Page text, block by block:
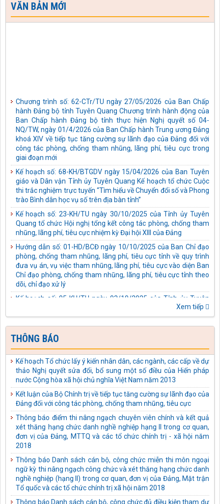
VĂN BẢN MỚI
Ban Chấp hành Đảng bộ tỉnh thực hiện Nghị quyết số 04-
NQ/TW, ngày 01/4/2026 của Ban Chấp hành Trung ương Đảng
khoá XIV về tiếp tục tăng cường sự lãnh đạo của Đảng đối với
công tác phòng, chống tham nhũng, lãng phí, tiêu cực trong
giai đoạn mới
Kế hoạch số: 68-KH/BTGDV ngày 15/04/2026 của Ban Tuyên
giáo và Dân vận Tỉnh ủy Tuyên Quang Kế hoạch tổ chức Cuộc
thi trắc nghiệm trực tuyến “Tìm hiểu về Chuyển đổi số và Phong
trào Bình dân học vụ số trên địa bàn tỉnh”
Kế hoạch số: 23-KH/TU ngày 30/10/2025 của Tỉnh ủy Tuyên
Quang tổ chức Hội nghị tổng kết công tác phòng, chống tham
nhũng, lãng phí, tiêu cực nhiệm kỳ Đại hội XIII của Đảng
Hướng dẫn số: 01-HD/BCĐ ngày 10/10/2025 của Ban Chỉ đạo
phòng, chống tham nhũng, lãng phí, tiêu cực tỉnh về quy trình
đưa vụ án, vụ việc tham nhũng, lãng phí, tiêu cực vào diện Ban
Chỉ đạo phòng, chống tham nhũng, lãng phí, tiêu cực tỉnh theo
dõi, chỉ đạo xử lý
Kế hoạch số: 05-KH/TU ngày 03/10/2025 của Tỉnh ủy Tuyên
Quang thực hiện Chỉ thị số 43-CT/TW ngày 10/4/2025 của Bộ
Chính trị về tăng cường sự lãnh đạo của Đảng đối với công tác
thể chế hóa chủ trương, đường lối của Đảng về phòng, chống
tham nhũng, lãng phí, tiêu cực thành pháp luật của Nhà nước
Kế hoạch số: 04-KH/TU ngày 03/10/2025 của Tỉnh ủy Tuyên
Quang thực hiện Quy định số 231-QĐ/TW ngày 17/01/2025
của Bộ Chính trị về bảo vệ người đấu tranh chống tham nhũng,
lãng phí, tiêu cực
Công văn số: 488-CV/TU ngày 18/09/2025 của Tỉnh ủy Tuyên
Quang Về tiếp tục thực hiện Chi thị số 14-CT/TW ngày
01/7/2022 của Bộ Chính trị
Quyết định số: 395-QĐ/TU ngày 09/09/2025 của Tỉnh ủy Tuyên
Quang kiện toàn Ban Chỉ đạo phòng, chống tham nhũng, lãng
phí, tiêu cực tỉnh Tuyên Quang
Kế hoạch số: 40-KH/TU ngày 03/09/2025 của Tỉnh ủy Tuyên
Quang thực hiện Chỉ thị số 04-CT/TW ngày 02/6/2021 của Ban
Bí thư về tăng cường sự lãnh đạo của Đảng đối với công tác thu
hồi tài sản bị thất thoát, chiếm đoạt trong các vụ án hình sự về
tham nhũng, kinh tế
Kế hoạch số: 41-KH/TU ngày 03/09/2025 của Tỉnh ủy Tuyên
Quang thực hiện Quy định số 132-QĐ/TW ngày 27/10/2023
Xem tiếp
THÔNG BÁO
Kế hoạch Tổ chức lấy ý kiến nhân dân, các ngành, các cấp về dự
thảo Nghị quyết sửa đổi, bổ sung một số điều của Hiến pháp
nước Cộng hòa xã hội chủ nghĩa Việt Nam năm 2013
Kết luận của Bộ Chính trị về tiếp tục tăng cường sự lãnh đạo của
Đảng đối với công tác phòng, chống tham nhũng, tiêu cực
Thông báo điểm thi nâng ngạch chuyên viên chính và kết quả
xét thăng hạng chức danh nghề nghiệp hạng II trong cơ quan,
đơn vị của Đảng, MTTQ và các tổ chức chính trị - xã hội năm
2018
Thông báo Danh sách cán bộ, công chức miễn thi môn ngoại
ngữ kỳ thi nâng ngạch công chức và xét thăng hạng chức danh
nghề nghiệp (hạng II) trong cơ quan, đơn vị của Đảng, Mặt trận
Tổ quốc và các tổ chức chính trị xã hội năm 2018
Thông báo Danh sách cán bộ, công chức đủ điều kiện tham dự